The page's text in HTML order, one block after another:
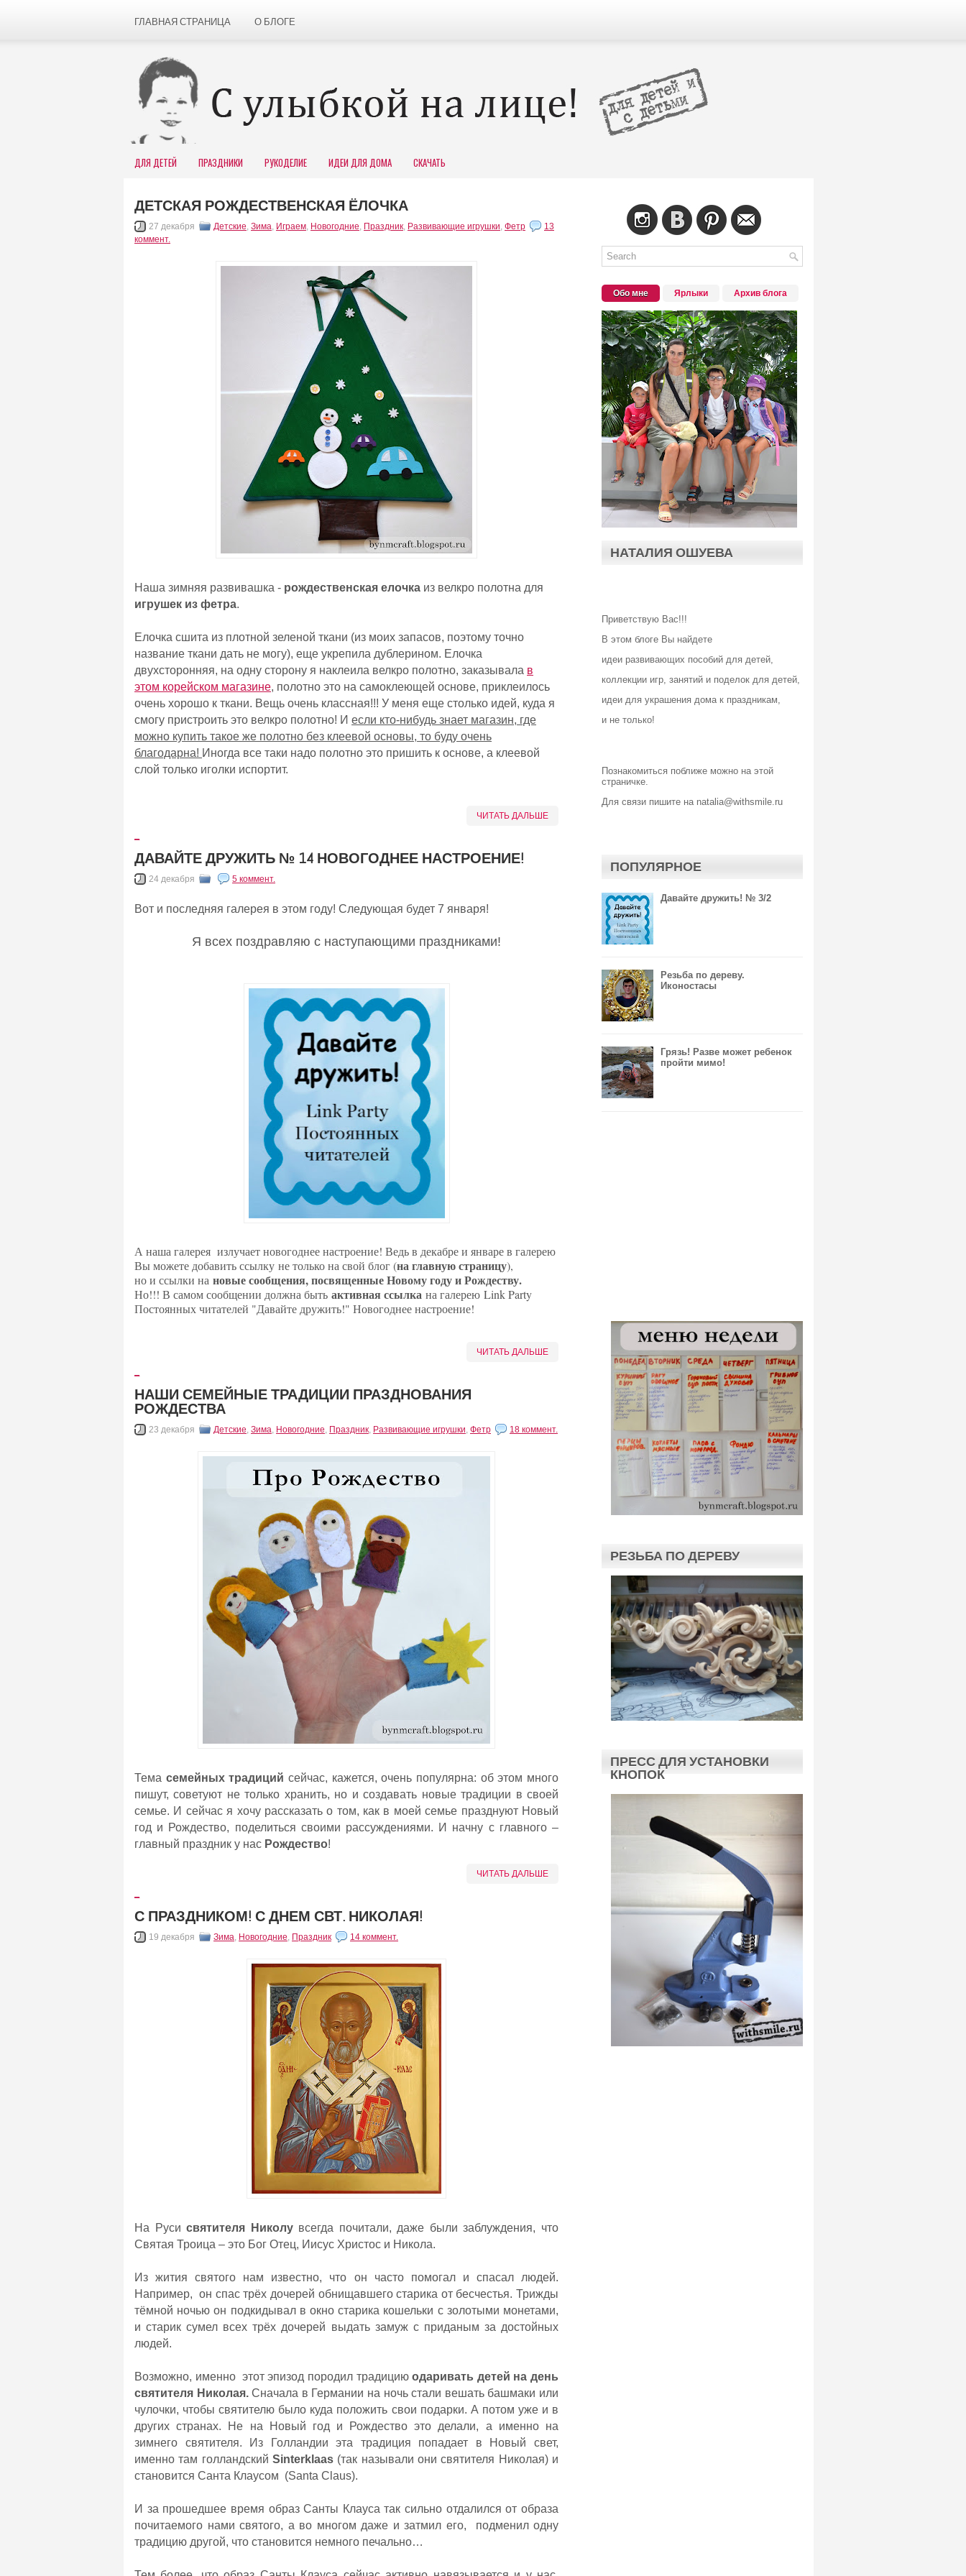
ГЛАВНАЯ СТРАНИЦА О БЛОГЕ
ДЛЯ ДЕТЕЙ ПРАЗДНИКИ РУКОДЕЛИЕ ИДЕИ ДЛЯ ДОМА СКАЧАТЬ
ДЕТСКАЯ РОЖДЕСТВЕНСКАЯ ЁЛОЧКА
27 декабря Детские, Зима, Играем, Новогодние, Праздник, Развивающие игрушки, Фетр
13
коммент.
Наша зимняя развивашка - рождественская елочка из велкро полотна для
игрушек из фетра.
Елочка сшита из плотной зеленой ткани (из моих запасов, поэтому точно
название ткани дать не могу), еще укрепила дублерином. Елочка
двухсторонняя, на одну сторону я наклеила велкро полотно, заказывала в
этом корейском магазине, полотно это на самоклеющей основе, приклеилось
очень хорошо к ткани. Вещь очень классная!!! У меня еще столько идей, куда я
смогу пристроить это велкро полотно! И если кто-нибудь знает магазин, где
можно купить такое же полотно без клеевой основы, то буду очень
благодарна! Иногда все таки надо полотно это пришить к основе, а клеевой
слой только иголки испортит.
ЧИТАТЬ ДАЛЬШЕ
ДАВАЙТЕ ДРУЖИТЬ № 14 НОВОГОДНЕЕ НАСТРОЕНИЕ!
24 декабря 5 коммент.
Вот и последняя галерея в этом году! Следующая будет 7 января!
Я всех поздравляю с наступающими праздниками!
А наша галерея излучает новогоднее настроение! Ведь в декабре и январе в галерею
Вы можете добавить ссылку не только на свой блог (на главную страницу),
но и ссылки на новые сообщения, посвященные Новому году и Рождеству.
Но!!! В самом сообщении должна быть активная ссылка на галерею Link Party
Постоянных читателей "Давайте дружить!" Новогоднее настроение!
ЧИТАТЬ ДАЛЬШЕ
НАШИ СЕМЕЙНЫЕ ТРАДИЦИИ ПРАЗДНОВАНИЯ
РОЖДЕСТВА
23 декабря Детские, Зима, Новогодние, Праздник, Развивающие игрушки, Фетр 18 коммент.
Тема семейных традиций сейчас, кажется, очень популярна: об этом много
пишут, советуют не только хранить, но и создавать новые традиции в своей
семье. И сейчас я хочу рассказать о том, как в моей семье празднуют Новый
год и Рождество, поделиться своими рассуждениями. И начну с главного –
главный праздник у нас Рождество!
ЧИТАТЬ ДАЛЬШЕ
С ПРАЗДНИКОМ! С ДНЕМ СВТ. НИКОЛАЯ!
19 декабря Зима, Новогодние, Праздник 14 коммент.
На Русисвятителя Николувсегда почитали, даже были заблуждения, что
Святая Троица – это Бог Отец, Иисус Христос и Никола.
Из жития святого нам известно, что он часто помогал и спасал людей.
Например, он спас трёх дочерей обнищавшего старика от бесчестья. Трижды
тёмной ночью он подкидывал в окно старика кошельки с золотыми монетами,
и старик сумел всех трёх дочерей выдать замуж с приданым за достойных
людей.
Возможно, именно этот эпизод породил традициюодаривать детей на день
святителя Николая.Сначала в Германии на ночь стали вешать башмаки или
чулочки, чтобы святителю было куда положить свои подарки. А потом уже и в
других странах. Не на Новый год и Рождество это делали, а именно на
зимнего святителя. Из Голландии эта традиция попадает в Новый свет,
именно там голландский Sinterklaas (так называли они святителя Николая) и
становится Санта Клаусом (Santa Claus).
И за прошедшее время образ Санты Клауса так сильно отдалился от образа
почитаемого нами святого, а во многом даже и затмил его, подменил одну
традицию другой, что становится немного печально…
Обо мне Ярлыки Архив блога
НАТАЛИЯ ОШУЕВА
Приветствую Вас!!!
В этом блоге Вы найдете
идеи развивающих пособий для детей,
коллекции игр, занятий и поделок для детей,
идеи для украшения дома к праздникам,
и не только!
Познакомиться поближе можно на этой
страничке.
Для связи пишите на natalia@withsmile.ru
ПОПУЛЯРНОЕ
Давайте дружить! № 3/2
Резьба по дереву.
Иконостасы
Грязь! Разве может ребенок
пройти мимо!
РЕЗЬБА ПО ДЕРЕВУ
ПРЕСС ДЛЯ УСТАНОВКИ
КНОПОК